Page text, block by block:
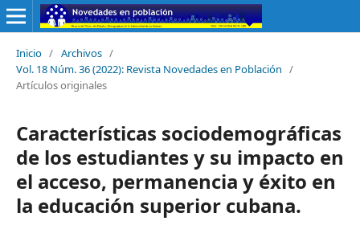
Inicio / Archivos /
Vol. 18 Núm. 36 (2022): Revista Novedades en Población /
Artículos originales
Características sociodemográficas
de los estudiantes y su impacto en
el acceso, permanencia y éxito en
la educación superior cubana.